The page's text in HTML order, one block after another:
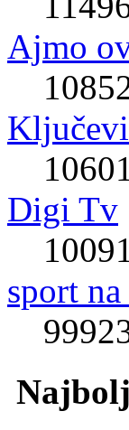
Ajmo
Digi Tv
sport